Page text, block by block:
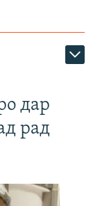
дар
рад